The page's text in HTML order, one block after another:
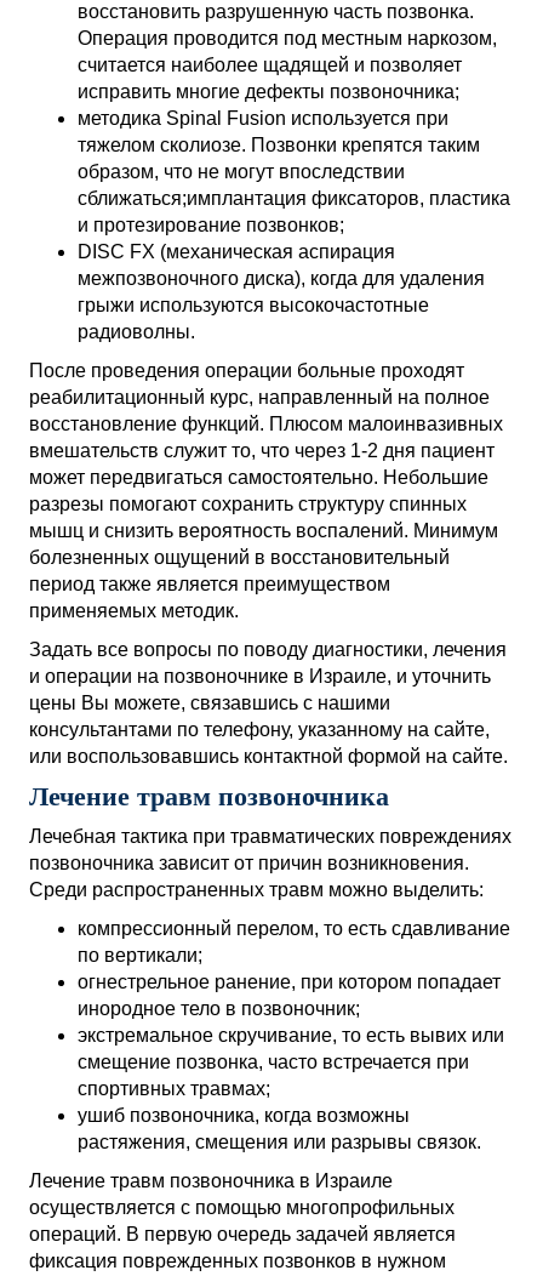
восстановить разрушенную часть позвонка.
Операция проводится под местным наркозом,
считается наиболее щадящей и позволяет
исправить многие дефекты позвоночника;
методика Spinal Fusion используется при
тяжелом сколиозе. Позвонки крепятся таким
образом, что не могут впоследствии
сближаться;имплантация фиксаторов, пластика
и протезирование позвонков;
DISC FX (механическая аспирация
межпозвоночного диска), когда для удаления
грыжи используются высокочастотные
радиоволны.
После проведения операции больные проходят
реабилитационный курс, направленный на полное
восстановление функций. Плюсом малоинвазивных
вмешательств служит то, что через 1-2 дня пациент
может передвигаться самостоятельно. Небольшие
разрезы помогают сохранить структуру спинных
мышц и снизить вероятность воспалений. Минимум
болезненных ощущений в восстановительный
период также является преимуществом
применяемых методик.
Задать все вопросы по поводу диагностики, лечения
и операции на позвоночнике в Израиле, и уточнить
цены Вы можете, связавшись с нашими
консультантами по телефону, указанному на сайте,
или воспользовавшись контактной формой на сайте.
Лечение травм позвоночника
Лечебная тактика при травматических повреждениях
позвоночника зависит от причин возникновения.
Среди распространенных травм можно выделить:
компрессионный перелом, то есть сдавливание
по вертикали;
огнестрельное ранение, при котором попадает
инородное тело в позвоночник;
экстремальное скручивание, то есть вывих или
смещение позвонка, часто встречается при
спортивных травмах;
ушиб позвоночника, когда возможны
растяжения, смещения или разрывы связок.
Лечение травм позвоночника в Израиле
осуществляется с помощью многопрофильных
операций. В первую очередь задачей является
фиксация поврежденных позвонков в нужном